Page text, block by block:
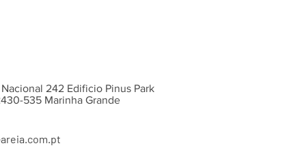
Nacional 242 Edificio Pinus Park
535 Marinha Grande